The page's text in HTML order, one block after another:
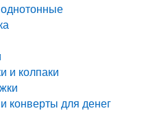
и колпаки
конверты для денег